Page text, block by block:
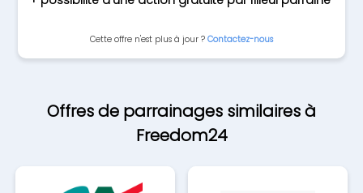
Cette offre n'est plus à jour ? Contactez-nous
Offres de parrainages similaires à
Freedom24